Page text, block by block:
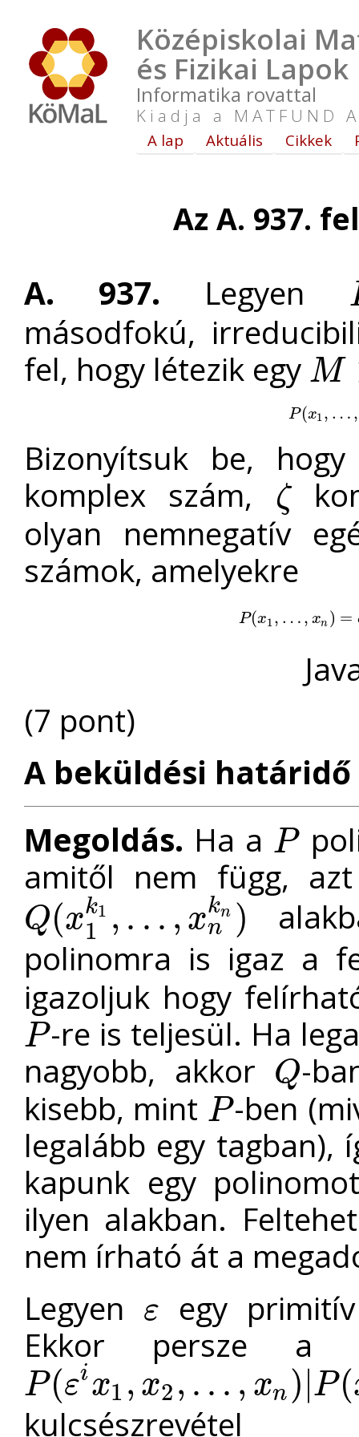
Középiskolai
és Fizikai Lapok
Informatika rovattal
Kiadja a MATFUND
A lap Aktuális Cikkek
Az A. 937.
A. 937. Legyen P
másodfokú,
fel, hogy létezik egy M
M>1
P(x1, … ,
P(x1, … x n
Bizonyítsuk be,
komplex szám,
ζ
ζ
olyan nemnegatív
számok, amelyekre
P(x1, … , xn ) =
P(x1, … x n) =c(x 1a
(7 pont)
A beküldési határidő
Megoldás. Ha a P
P
amitől nem függ,
Q(xk1
1 , . . . , xkn
n )
Q(x1k 1,...,xn kn )
polinomra is igaz a
igazoljuk hogy
P
P
-re is teljesül. Ha
nagyobb, akkor
Q
Q
-
kisebb, mint P
P
-ben
legalább egy tagban),
kapunk egy
ilyen alakban.
nem írható át a
Legyen
ε
ε
egy
Ekkor persze a
P(εix1 , x2 , . . . , xn ) P(
P(εi x 1,x ...,xn | P(x1M, 2 M ., n M)